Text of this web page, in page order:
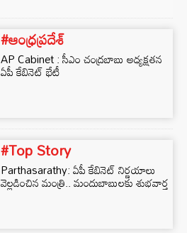
#ఆంధ్రప్రదేశ్
AP Cabinet : సీఎం చంద్రబాబు అధ్యక్షతన
ఏపీ కేబినెట్‌ భేటీ
#Top Story
Parthasarathy: ఏపీ కేబినెట్ నిర్ణయాలు
వెల్లడించిన మంత్రి.. మందుబాబులకు శుభవార్త